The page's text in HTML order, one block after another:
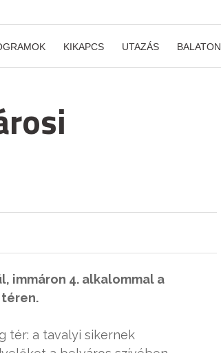
KIKAPCS UTAZÁS BALATON
immáron 4. alkalommal a
téren.
tér: a tavalyi sikernek